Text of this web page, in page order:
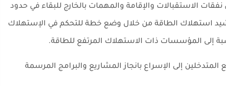
الاستقبالات والإقامة والمهمات بالخارج للبقاء في حدود
استهلاك الطاقة من خلال وضع خطة للتحكم في الإستهلاك
إلى المؤسسات ذات الاستهلاك المرتفع للطاقة.
إلى الإسراع بانجاز المشاريع والبرامج المرسمة